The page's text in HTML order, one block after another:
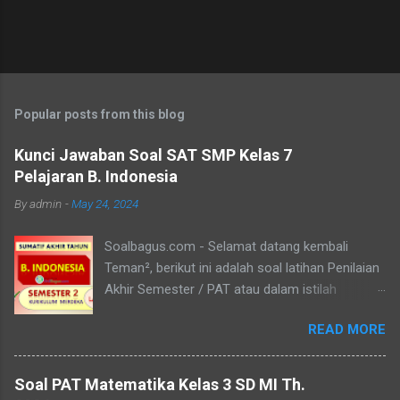
Popular posts from this blog
Kunci Jawaban Soal SAT SMP Kelas 7
Pelajaran B. Indonesia
Byadmin -May 24, 2024
Soalbagus.com - Selamat datang kembali
Teman², berikut ini adalah soal latihan Penilaian
Akhir Semester / PAT atau dalam istilah
/ SAT atau SAS Semester 2 untuk siswa/i kelas
7 SMP/MTs mata pelajaran Bahasa Indonesia.
Pada postingan Soal SAT B. Indonesia Kelas 7
READ MORE
Soal PAT Matematika Kelas 3 SD MI Th.